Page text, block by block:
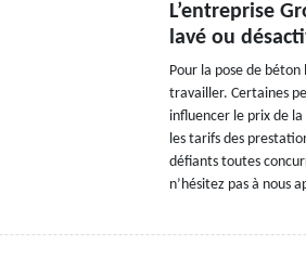
L’entreprise
lavé ou
Pour la pose de
travailler. Certaines
influencer le prix de la
les tarifs des
défiants toutes
n’hésitez pas à nous